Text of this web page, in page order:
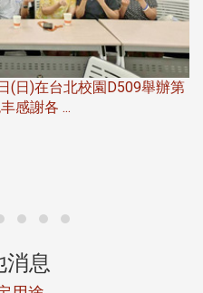
(日)在台北校園D509舉辦第
感謝各 ...
消息